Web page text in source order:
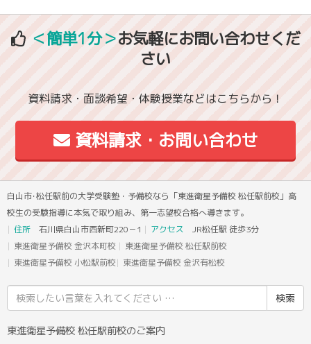
＜簡単1分＞お気軽にお問い合わせくだ
さい
資料請求・面談希望・体験授業などはこちらから！
資料請求・お問い合わせ
白山市･松任駅前の大学受験塾・予備校なら「東進衛星予備校 松任駅前校」高
校生の受験指導に本気で取り組み、第一志望校合格へ導きます。
住所 石川県白山市西新町220－1 アクセス JR松任駅 徒歩3分
東進衛星予備校 金沢本町校
東進衛星予備校 松任駅前校
東進衛星予備校 小松駅前校
東進衛星予備校 金沢有松校
索
結
東進衛星予備校 松任駅前校のご案内